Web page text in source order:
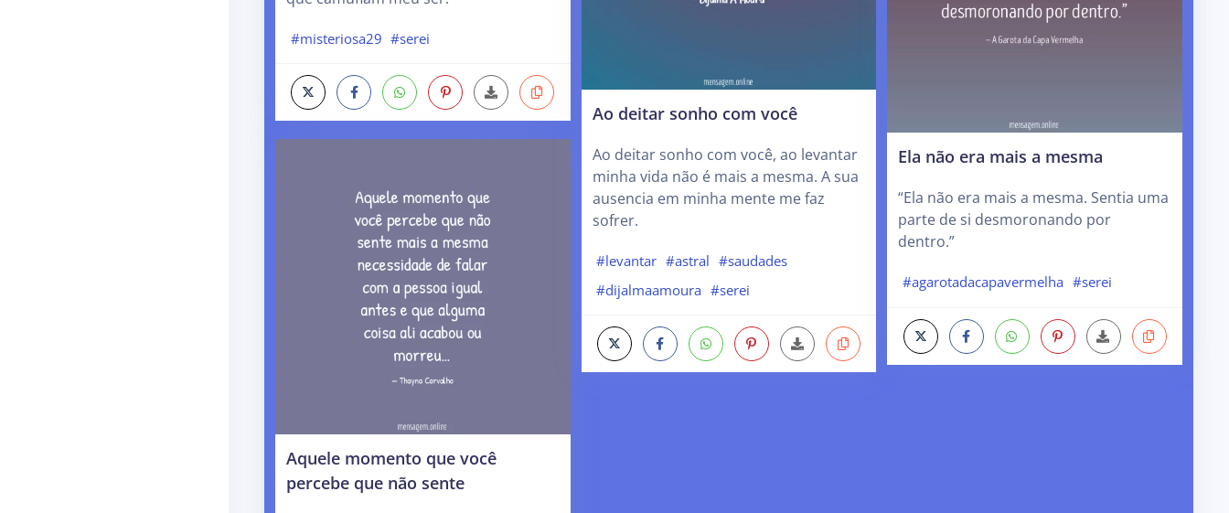
#misteriosa29 #serei
Aquele momento que você
percebe que não sente
Ao deitar sonho com você
Ao deitar sonho com você, ao levantar
minha vida não é mais a mesma. A sua
ausencia em minha mente me faz
sofrer.
#levantar #astral #saudades
#dijalmaamoura #serei
Ela não era mais a mesma
“Ela não era mais a mesma. Sentia uma
parte de si desmoronando por
dentro.”
#agarotadacapavermelha #serei